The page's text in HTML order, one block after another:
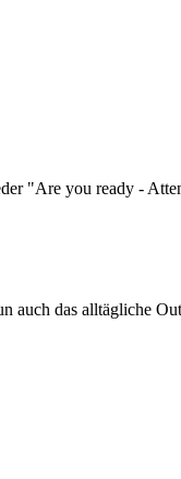
"Are you ready -
auch das alltägliche